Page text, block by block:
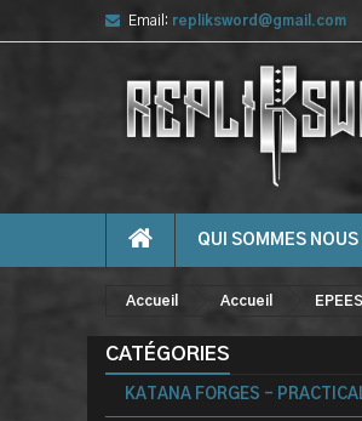
Email: repliksword@gmail.com
QUI SOMMES NOUS
Accueil Accueil
CATÉGORIES
KATANA FORGES -